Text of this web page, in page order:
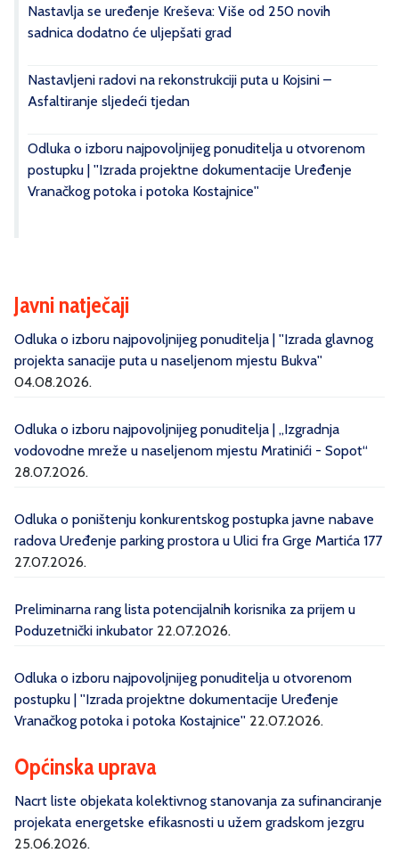
Nastavlja se uređenje Kreševa: Više od 250 novih
sadnica dodatno će uljepšati grad
Nastavljeni radovi na rekonstrukciji puta u Kojsini –
Asfaltiranje sljedeći tjedan
Odluka o izboru najpovoljnijeg ponuditelja u otvorenom
postupku | ''Izrada projektne dokumentacije Uređenje
Vranačkog potoka i potoka Kostajnice''
Javni natječaji
Odluka o izboru najpovoljnijeg ponuditelja | ''Izrada glavnog
projekta sanacije puta u naseljenom mjestu Bukva''
04.08.2026.
Odluka o izboru najpovoljnijeg ponuditelja | „Izgradnja
vodovodne mreže u naseljenom mjestu Mratinići - Sopot“
28.07.2026.
Odluka o poništenju konkurentskog postupka javne nabave
radova Uređenje parking prostora u Ulici fra Grge Martića 177
27.07.2026.
Preliminarna rang lista potencijalnih korisnika za prijem u
Poduzetnički inkubator 22.07.2026.
Odluka o izboru najpovoljnijeg ponuditelja u otvorenom
postupku | ''Izrada projektne dokumentacije Uređenje
Vranačkog potoka i potoka Kostajnice'' 22.07.2026.
Općinska uprava
Nacrt liste objekata kolektivnog stanovanja za sufinanciranje
projekata energetske efikasnosti u užem gradskom jezgru
25.06.2026.